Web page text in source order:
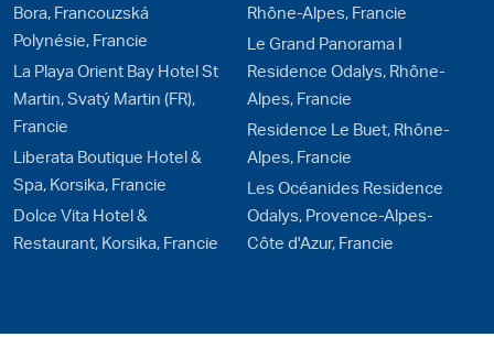
Bora, Francouzská
Polynésie, Francie
La Playa Orient Bay Hotel St
Martin, Svatý Martin (FR),
Francie
Liberata Boutique Hotel &
Spa, Korsika, Francie
Dolce Vita Hotel &
Restaurant, Korsika, Francie
Rhône-Alpes, Francie
Le Grand Panorama I
Residence Odalys, Rhône-
Alpes, Francie
Residence Le Buet, Rhône-
Alpes, Francie
Les Océanides Residence
Odalys, Provence-Alpes-
Côte d'Azur, Francie